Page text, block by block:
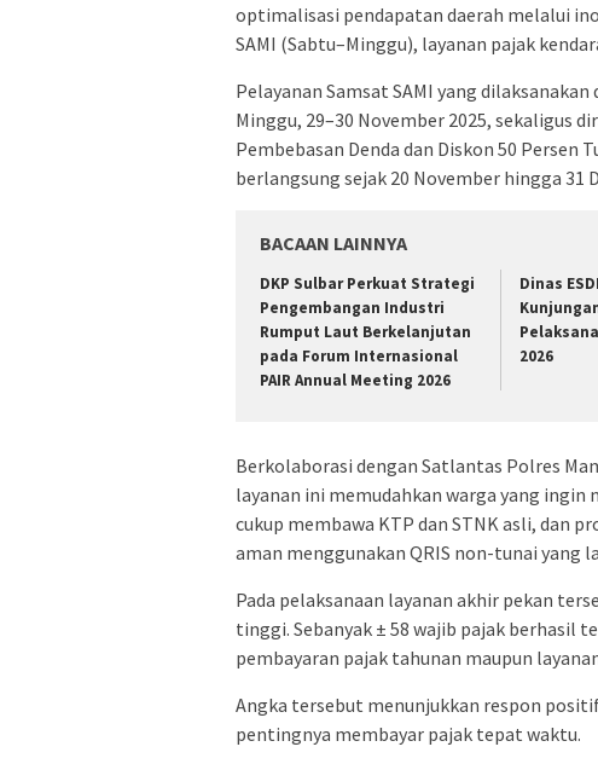
optimalisasi pendapatan daerah melalui
SAMI (Sabtu–Minggu), layanan pajak
Pelayanan Samsat SAMI yang
Minggu, 29–30 November 2025, sekaligus
Pembebasan Denda dan Diskon 50 Persen
berlangsung sejak 20 November hingga 31
BACAAN LAINNYA
DKP Sulbar Perkuat Strategi
Pengembangan Industri
Rumput Laut Berkelanjutan
pada Forum Internasional
PAIR Annual Meeting 2026
Dinas
2026
Berkolaborasi dengan Satlantas Polres
layanan ini memudahkan warga yang ingin
cukup membawa KTP dan STNK asli, dan
aman menggunakan QRIS non-tunai yang
Pada pelaksanaan layanan akhir pekan
tinggi. Sebanyak ± 58 wajib pajak berhasil
pembayaran pajak tahunan maupun
Angka tersebut menunjukkan respon
pentingnya membayar pajak tepat waktu.